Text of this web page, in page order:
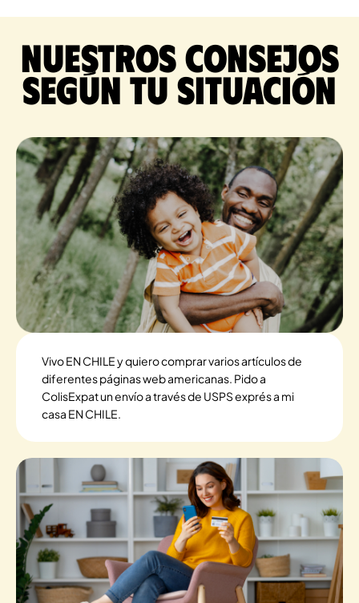
Nuestros consejos
según tu situación
Vivo EN CHILE y quiero comprar varios artículos de
diferentes páginas web americanas. Pido a
ColisExpat un envío a través de USPS exprés a mi
casa EN CHILE.